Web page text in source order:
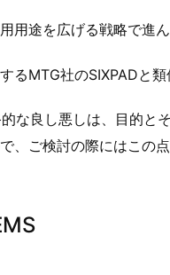
用途を広げる戦略で進ん
るMTG社のSIXPADと
な良し悪しは、目的と
、ご検討の際にはこの点